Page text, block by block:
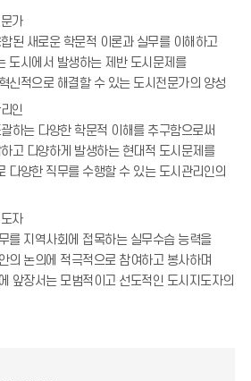
가
된 새로운 학문적 이론과 실무를 이해하고
도시에서 발생하는 제반 도시문제를
신적으로 해결할 수 있는 도시전문가의 양성
인
하는 다양한 학문적 이해를 추구함으로써
고 다양하게 발생하는 현대적 도시문제를
다양한 직무를 수행할 수 있는 도시관리인의
자
를 지역사회에 접목하는 실무수습 능력을
의 논의에 적극적으로 참여하고 봉사하며
앞장서는 모범적이고 선도적인 도시지도자의